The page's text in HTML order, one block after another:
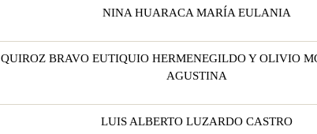
NINA HUARACA MARÍA EULANIA
QUIROZ BRAVO EUTIQUIO HERMENEGILDO Y OLIVIO
AGUSTINA
LUIS ALBERTO LUZARDO CASTRO